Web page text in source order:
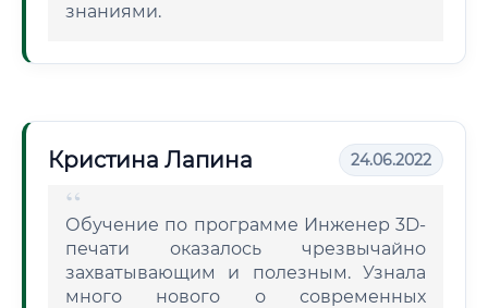
знаниями.
Кристина Лапина 24.06.2022
Обучение по программе Инженер 3D-
печати оказалось чрезвычайно
захватывающим и полезным. Узнала
много нового о современных